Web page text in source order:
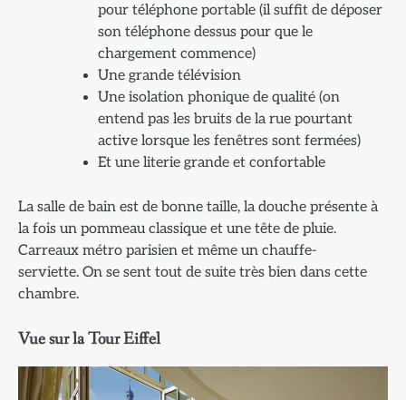
pour téléphone portable (il suffit de déposer
son téléphone dessus pour que le
chargement commence)
Une grande télévision
Une isolation phonique de qualité (on
entend pas les bruits de la rue pourtant
active lorsque les fenêtres sont fermées)
Et une literie grande et confortable
La salle de bain est de bonne taille, la douche présente à
la fois un pommeau classique et une tête de pluie.
Carreaux métro parisien et même un chauffe-
serviette. On se sent tout de suite très bien dans cette
chambre.
Vue sur la Tour Eiffel